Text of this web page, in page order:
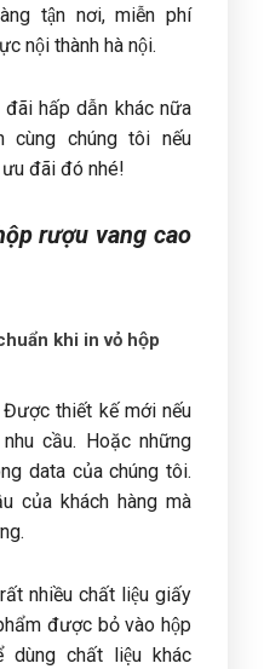
tận nơi, miễn phí
nội thành hà nội.
hấp dẫn khác nữa
cùng chúng tôi nếu
đãi đó nhé!
rượu vang cao
khi in vỏ hộp
thiết kế mới nếu
cầu. Hoặc những
data của chúng tôi.
của khách hàng mà
nhiều chất liệu giấy
được bỏ vào hộp
dùng chất liệu khác